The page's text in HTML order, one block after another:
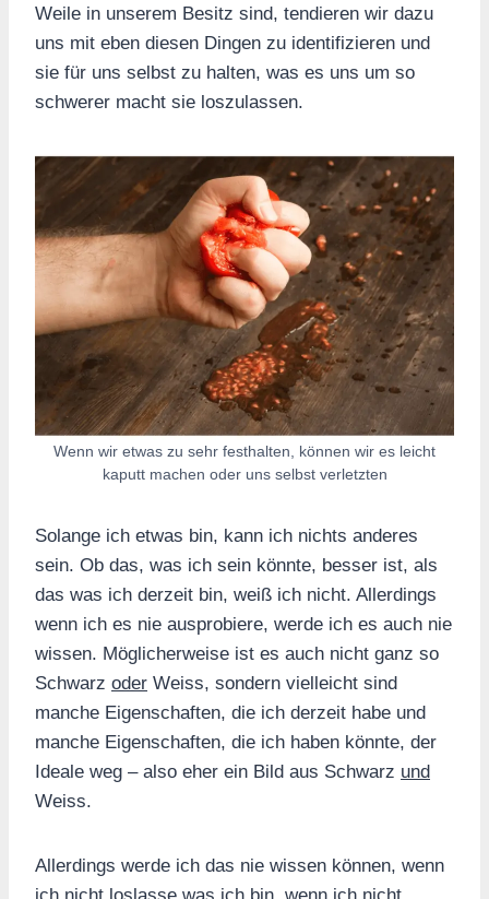
Weile in unserem Besitz sind, tendieren wir dazu
uns mit eben diesen Dingen zu identifizieren und
sie für uns selbst zu halten, was es uns um so
schwerer macht sie loszulassen.
Wenn wir etwas zu sehr festhalten, können wir es leicht
kaputt machen oder uns selbst verletzten
Solange ich etwas bin, kann ich nichts anderes
sein. Ob das, was ich sein könnte, besser ist, als
das was ich derzeit bin, weiß ich nicht. Allerdings
wenn ich es nie ausprobiere, werde ich es auch nie
wissen. Möglicherweise ist es auch nicht ganz so
Schwarz oder Weiss, sondern vielleicht sind
manche Eigenschaften, die ich derzeit habe und
manche Eigenschaften, die ich haben könnte, der
Ideale weg – also eher ein Bild aus Schwarz und
Weiss.
Allerdings werde ich das nie wissen können, wenn